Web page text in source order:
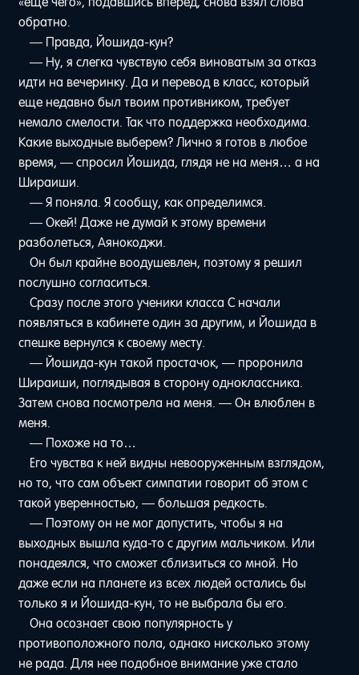
обратно.
— Правда, Йошида-кун?
— Ну, я слегка чувствую себя виноватым за отказ
идти на вечеринку. Да и перевод в класс, который
еще недавно был твоим противником, требует
немало смелости. Так что поддержка необходима.
Какие выходные выберем? Лично я готов в любое
время, — спросил Йошида, глядя не на меня… а на
Шираиши.
— Я поняла. Я сообщу, как определимся.
— Окей! Даже не думай к этому времени
разболеться, Аянокоджи.
Он был крайне воодушевлен, поэтому я решил
послушно согласиться.
Сразу после этого ученики класса C начали
появляться в кабинете один за другим, и Йошида в
спешке вернулся к своему месту.
— Йошида-кун такой простачок, — проронила
Шираиши, поглядывая в сторону одноклассника.
Затем снова посмотрела на меня. — Он влюблен в
меня.
— Похоже на то…
Его чувства к ней видны невооруженным взглядом,
но то, что сам объект симпатии говорит об этом с
такой уверенностью, — большая редкость.
— Поэтому он не мог допустить, чтобы я на
выходных вышла куда-то с другим мальчиком. Или
понадеялся, что сможет сблизиться со мной. Но
даже если на планете из всех людей остались бы
только я и Йошида-кун, то не выбрала бы его.
Она осознает свою популярность у
противоположного пола, однако нисколько этому
не рада. Для нее подобное внимание уже стало